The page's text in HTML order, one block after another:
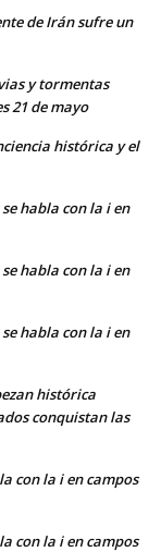
de Irán sufre un
y tormentas
21 de mayo
histórica y el
habla con la i en
habla con la i en
habla con la i en
histórica
conquistan las
con la i en campos
con la i en campos